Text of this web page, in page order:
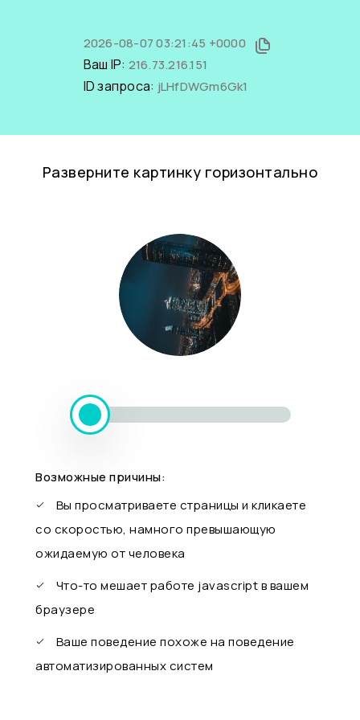
2026-08-07 03:21:45 +0000
Ваш IP: 216.73.216.151
ID запроса: jLHfDWGm6Gk1
Разверните картинку горизонтально
Возможные причины:
Вы просматриваете страницы и кликаете
со скоростью, намного превышающую
ожидаемую от человека
Что-то мешает работе javascript в вашем
браузере
Ваше поведение похоже на поведение
автоматизированных систем